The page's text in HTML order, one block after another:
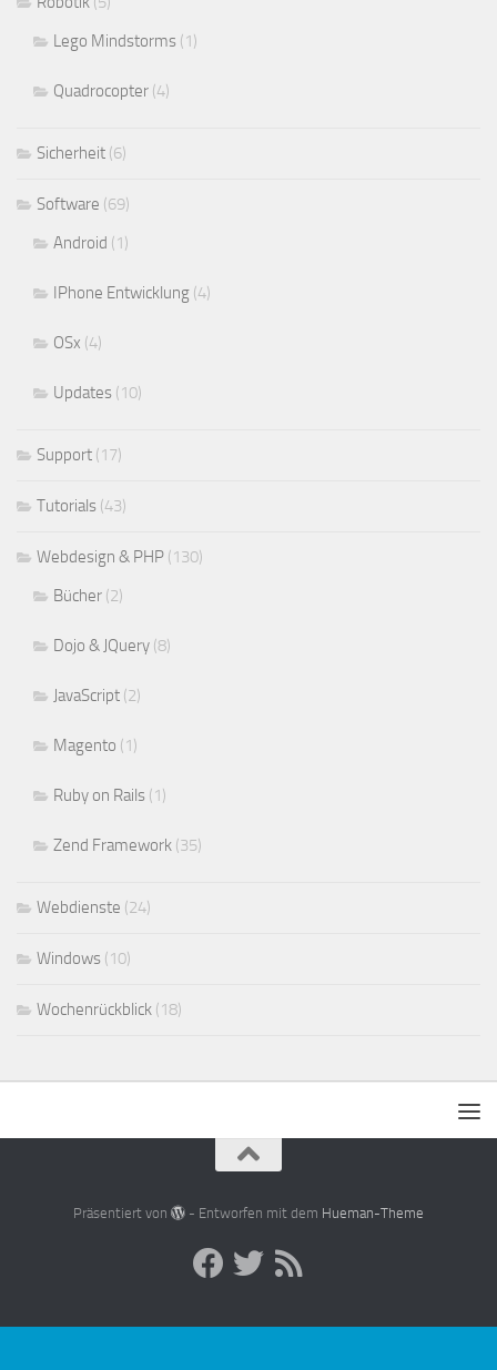
Lego Mindstorms (1)
Quadrocopter (4)
Sicherheit (6)
Software (69)
Android (1)
IPhone Entwicklung (4)
OSx (4)
Updates (10)
Support (17)
Tutorials (43)
Webdesign & PHP (130)
Bücher (2)
Dojo & JQuery (8)
JavaScript (2)
Magento (1)
Ruby on Rails (1)
Zend Framework (35)
Webdienste (24)
Windows (10)
Wochenrückblick (18)
Präsentiert von - Entworfen mit dem Hueman-Theme